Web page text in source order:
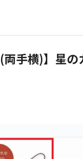
両手横)】星